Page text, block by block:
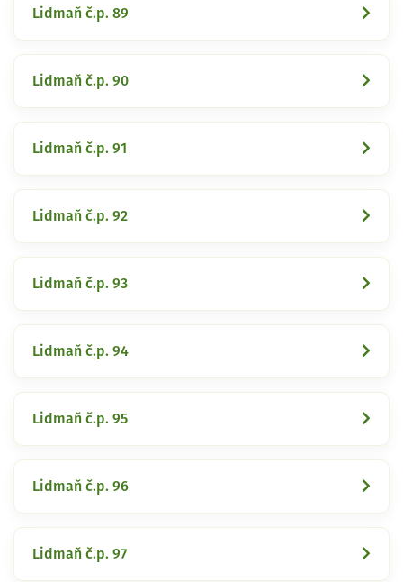
Lidmaň č.p. 89
Lidmaň č.p. 90
Lidmaň č.p. 91
Lidmaň č.p. 92
Lidmaň č.p. 93
Lidmaň č.p. 94
Lidmaň č.p. 95
Lidmaň č.p. 96
Lidmaň č.p. 97